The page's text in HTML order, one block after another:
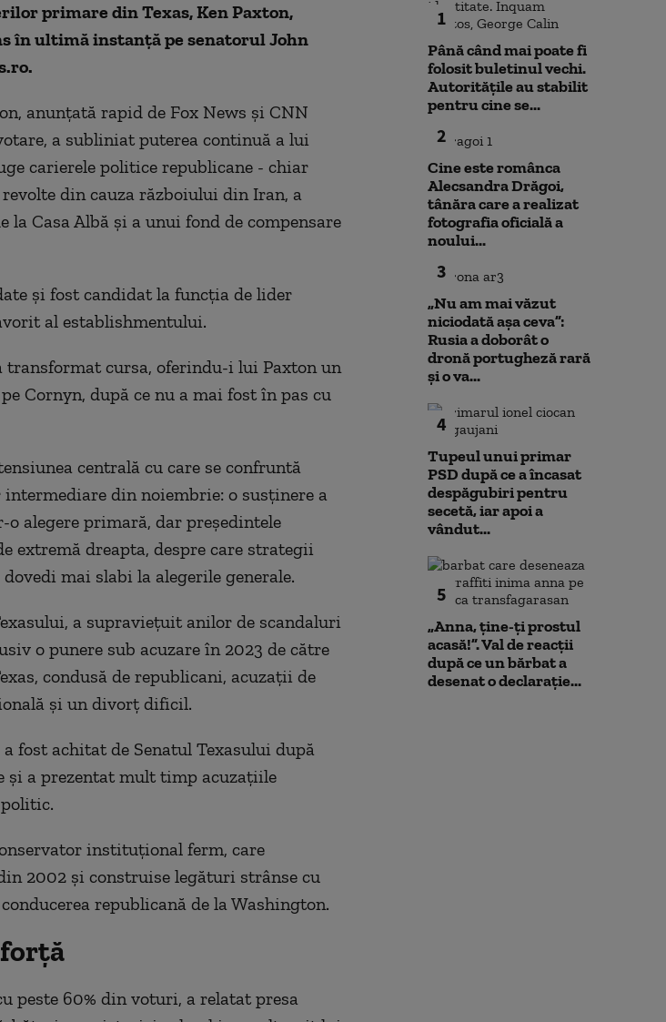
primare din Texas, Ken Paxton,
în ultimă instanţă pe senatorul John
anunţată rapid de Fox News şi CNN
a subliniat puterea continuă a lui
carierele politice republicane - chiar
din cauza războiului din Iran, a
la Casa Albă şi a unui fond de compensare
şi fost candidat la funcţia de lider
al establishmentului.
cursa, oferindu-i lui Paxton un
Cornyn, după ce nu a mai fost în pas cu
centrală cu care se confruntă
din noiembrie: o susţinere a
alegere primară, dar preşedintele
extremă dreapta, despre care strategii
mai slabi la alegerile generale.
a supravieţuit anilor de scandaluri
o punere sub acuzare în 2023 de către
condusă de republicani, acuzaţii de
şi un divorţ dificil.
fost achitat de Senatul Texasului după
şi a prezentat mult timp acuzaţiile
instituţional ferm, care
2002 şi construise legături strânse cu
republicană de la Washington.
peste 60% din voturi, a relatat presa
1
Până când mai poate fi
folosit buletinul vechi.
Autoritățile au stabilit
pentru cine se...
2
Cine este românca
Alecsandra Drăgoi,
tânăra care a realizat
fotografia oficială a
noului...
3
„Nu am mai văzut
niciodată așa ceva”:
Rusia a doborât o
dronă portugheză rară
și o va...
4
Tupeul unui primar
PSD după ce a încasat
despăgubiri pentru
secetă, iar apoi a
vândut...
5
„Anna, ţine-ţi prostul
acasă!”. Val de reacții
după ce un bărbat a
desenat o declarație...